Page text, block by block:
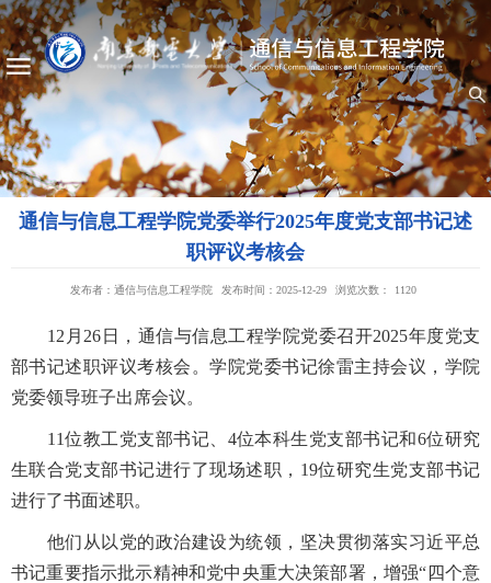
通信与信息工程学院党委举行2025年度党支部书记述
职评议考核会
发布者：通信与信息工程学院 发布时间：2025-12-29 浏览次数： 1120
12月26日，通信与信息工程学院党委召开2025年度党支
部书记述职评议考核会。学院党委书记徐雷主持会议，学院
党委领导班子出席会议。
11位教工党支部书记、4位本科生党支部书记和6位研究
生联合党支部书记进行了现场述职，19位研究生党支部书记
进行了书面述职。
他们从以党的政治建设为统领，坚决贯彻落实习近平总
书记重要指示批示精神和党中央重大决策部署，增强“四个意